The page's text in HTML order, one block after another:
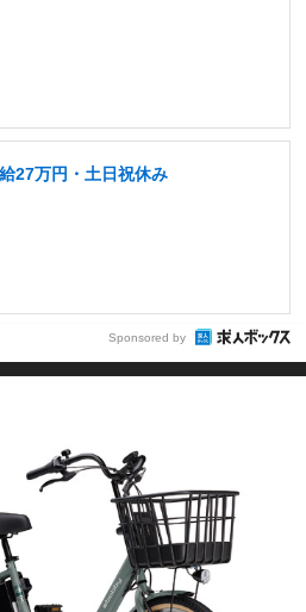
27万円・土日祝休み
Sponsored by